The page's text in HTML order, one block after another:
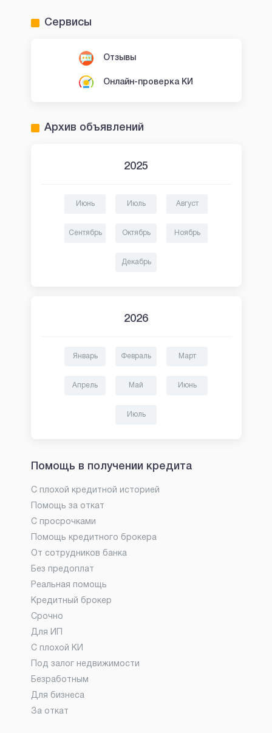
Сервисы
Отзывы
Онлайн-проверка КИ
Архив объявлений
2025
Июнь Июль Август
Сентябрь Октябрь Ноябрь
Декабрь
2026
Январь Февраль Март
Апрель Май Июнь
Июль
Помощь в получении кредита
С плохой кредитной историей
Помощь за откат
С просрочками
Помощь кредитного брокера
От сотрудников банка
Без предоплат
Реальная помощь
Кредитный брокер
Срочно
Для ИП
С плохой КИ
Под залог недвижимости
Безработным
Для бизнеса
За откат